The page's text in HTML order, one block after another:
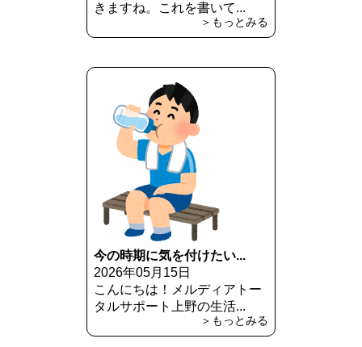
きますね。これを書いて...
＞もっとみる
今の時期に気を付けたい...
2026年05月15日
こんにちは！メルディアトー
タルサポート上野の生活...
＞もっとみる